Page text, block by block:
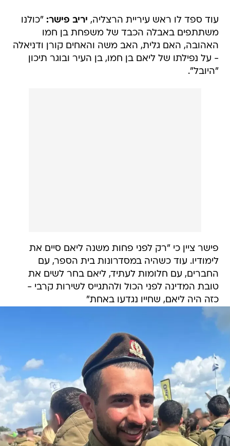
עוד ספד לו ראש עיריית הרצליה, יריב פישר: "כולנו
משתתפים באבלה הכבד של משפחת בן חמו
האהובה, האם גלית, האב משה והאחים קורן ודניאלה
- על נפילתו של ליאם בן חמו, בן העיר ובוגר תיכון
"היובל".
פישר ציין כי "רק לפני פחות משנה ליאם סיים את
לימודיו. עוד כשהיה במסדרונות בית הספר, עם
החברים, עם חלומות לעתיד, ליאם בחר לשים את
טובת המדינה לפני הכול ולהתגייס לשירות קרבי -
כזה היה ליאם, שחייו נגדעו באחת"